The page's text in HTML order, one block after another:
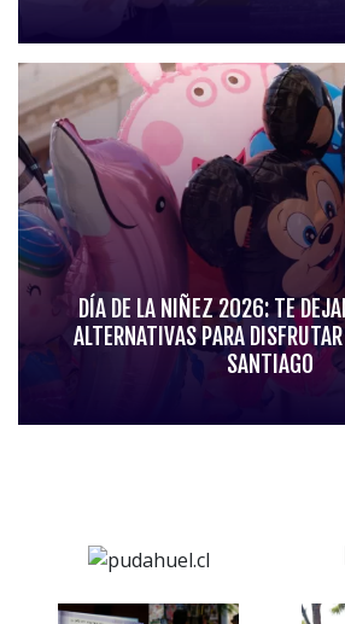
DÍA DE LA NIÑEZ 2026: TE
ALTERNATIVAS PARA
SANTIAGO